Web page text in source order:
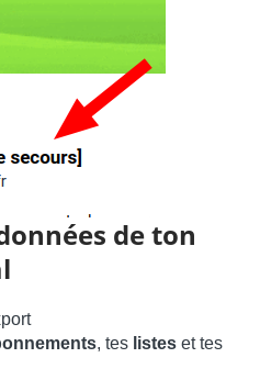
de ton
, tes listes et tes